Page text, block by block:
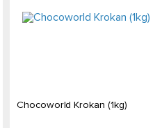
Chocoworld Krokan (1kg)